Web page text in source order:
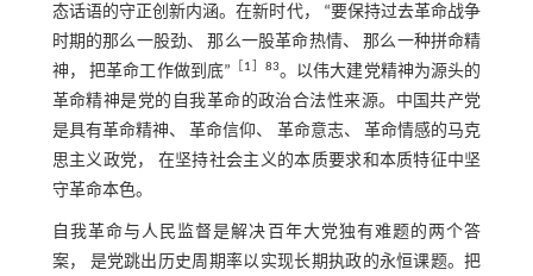
态话语的守正创新内涵。在新时代， “要保持过去革命战争
时期的那么一股劲、 那么一股革命热情、 那么一种拼命精
神， 把革命工作做到底”
1 ］83。以伟大建党精神为源头的
革命精神是党的自我革命的政治合法性来源。中国共产党
是具有革命精神、 革命信仰、 革命意志、 革命情感的马克
思主义政党， 在坚持社会主义的本质要求和本质特征中坚
守革命本色。
自我革命与人民监督是解决百年大党独有难题的两个答
案， 是党跳出历史周期率以实现长期执政的永恒课题。把